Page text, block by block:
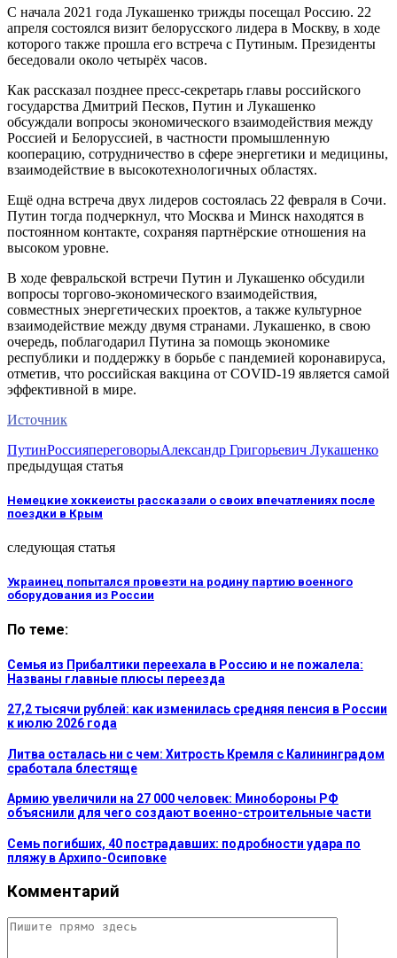
С начала 2021 года Лукашенко трижды посещал Россию. 22
апреля состоялся визит белорусского лидера в Москву, в ходе
которого также прошла его встреча с Путиным. Президенты
беседовали около четырёх часов.
Как рассказал позднее пресс-секретарь главы российского
государства Дмитрий Песков, Путин и Лукашенко
обсуждали вопросы экономического взаимодействия между
Россией и Белоруссией, в частности промышленную
кооперацию, сотрудничество в сфере энергетики и медицины,
взаимодействие в высокотехнологичных областях.
Ещё одна встреча двух лидеров состоялась 22 февраля в Сочи.
Путин тогда подчеркнул, что Москва и Минск находятся в
постоянном контакте, сохраняя партнёрские отношения на
высоком уровне.
В ходе февральской встречи Путин и Лукашенко обсудили
вопросы торгово-экономического взаимодействия,
совместных энергетических проектов, а также культурное
взаимодействие между двумя странами. Лукашенко, в свою
очередь, поблагодарил Путина за помощь экономике
республики и поддержку в борьбе с пандемией коронавируса,
отметив, что российская вакцина от COVID-19 является самой
эффективной в мире.
Источник
ПутинРоссияпереговорыАлександр Григорьевич Лукашенко
предыдущая статья
Немецкие хоккеисты рассказали о своих впечатлениях после
поездки в Крым
следующая статья
Украинец попытался провезти на родину партию военного
оборудования из России
По теме:
Семья из Прибалтики переехала в Россию и не пожалела:
Названы главные плюсы переезда
27,2 тысячи рублей: как изменилась средняя пенсия в России
к июлю 2026 года
Литва осталась ни с чем: Хитрость Кремля с Калининградом
сработала блестяще
Армию увеличили на 27 000 человек: Минобороны РФ
объяснили для чего создают военно-строительные части
Семь погибших, 40 пострадавших: подробности удара по
пляжу в Архипо-Осиповке
Комментарий